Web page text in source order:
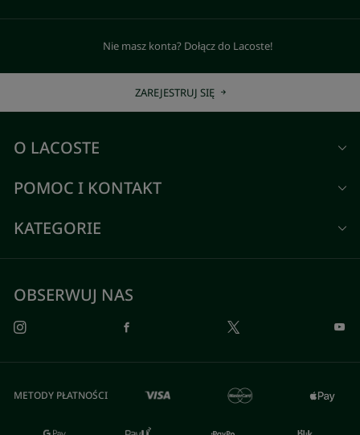
Nie masz konta? Dołącz do Lacoste!
ZAREJESTRUJ SIĘ
O LACOSTE
POMOC I KONTAKT
KATEGORIE
OBSERWUJ NAS
METODY PŁATNOŚCI